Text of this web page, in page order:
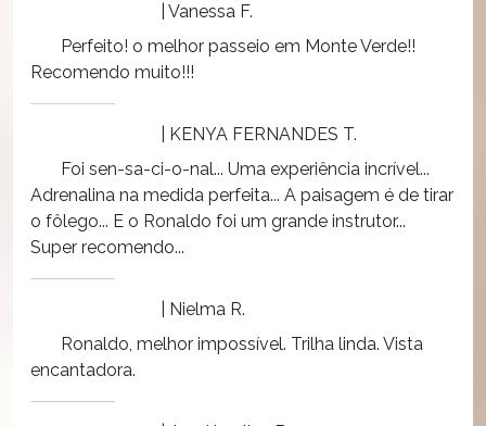
| Vanessa F.
Perfeito! o melhor passeio em Monte Verde!!
Recomendo muito!!!
| KENYA FERNANDES T.
Foi sen-sa-ci-o-nal... Uma experiência incrível...
Adrenalina na medida perfeita... A paisagem é de tirar
o fôlego... E o Ronaldo foi um grande instrutor...
Super recomendo...
| Nielma R.
Ronaldo, melhor impossível. Trilha linda. Vista
encantadora.